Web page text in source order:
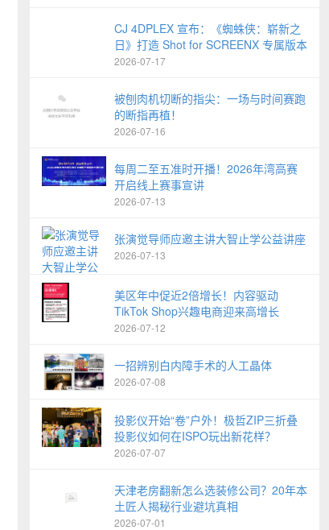
CJ 4DPLEX 宣布：《蜘蛛侠：崭新之
日》打造 Shot for SCREENX 专属版本
2026-07-17
被刨肉机切断的指尖：一场与时间赛跑
的断指再植！
2026-07-16
每周二至五准时开播！2026年湾高赛
开启线上赛事宣讲
2026-07-13
张演觉导师应邀主讲大智止学公益讲座
2026-07-13
美区年中促近2倍增长！内容驱动
TikTok Shop兴趣电商迎来高增长
2026-07-12
一招辨别白内障手术的人工晶体
2026-07-08
投影仪开始“卷”户外！极哲ZIP三折叠
投影仪如何在ISPO玩出新花样？
2026-07-07
天津老房翻新怎么选装修公司？20年本
土匠人揭秘行业避坑真相
2026-07-01